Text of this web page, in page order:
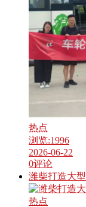
热点
浏览:1996
2026-06-22
0评论
潍柴打造大
热点